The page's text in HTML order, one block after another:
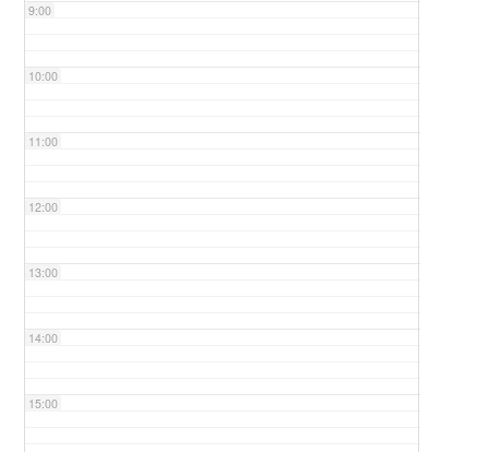
9:00
10:00
11:00
12:00
13:00
14:00
15:00